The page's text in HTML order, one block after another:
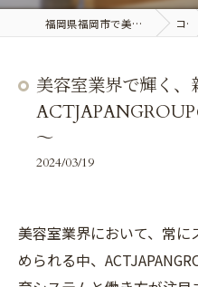
福岡県福岡市で美容室の求人ならACT JAPAN GROUP コラム
美容室業界で輝く
～
2024/03/19
美容室業界において、常
められる中、